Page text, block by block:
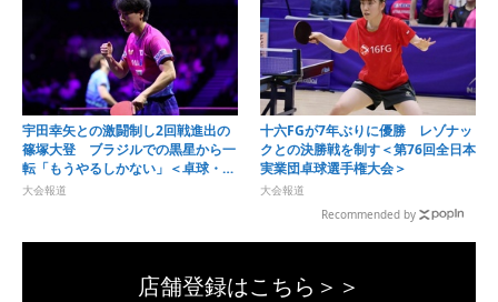
宇田幸矢との激闘制し2回戦進出の
篠塚大登 ブラジルでの黒星から一
転「もうやるしかない」＜卓球・
WTTチャンピオンズ横浜2026＞
大会報道
十六FGが7年ぶりに優勝 レゾナッ
クとの決勝戦を制す＜第76回全日本
実業団卓球選手権大会＞
大会報道
Recommended by
店舗登録はこちら＞＞